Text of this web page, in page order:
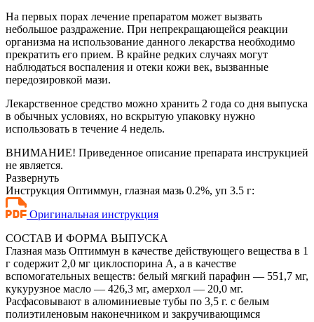
На первых порах лечение препаратом может вызвать
небольшое раздражение. При непрекращающейся реакции
организма на использование данного лекарства необходимо
прекратить его прием. В крайне редких случаях могут
наблюдаться воспаления и отеки кожи век, вызванные
передозировкой мази.
Лекарственное средство можно хранить 2 года со дня выпуска
в обычных условиях, но вскрытую упаковку нужно
использовать в течение 4 недель.
ВНИМАНИЕ! Приведенное описание препарата инструкцией
не является.
Развернуть
Инструкция Оптиммун, глазная мазь 0.2%, уп 3.5 г:
Оригинальная инструкция
СОСТАВ И ФОРМА ВЫПУСКА
Глазная мазь Оптиммун в качестве действующего вещества в 1
г содержит 2,0 мг циклоспорина А, а в качестве
вспомогательных веществ: белый мягкий парафин — 551,7 мг,
кукурузное масло — 426,3 мг, амерхол — 20,0 мг.
Расфасовывают в алюминиевые тубы по 3,5 г. с белым
полиэтиленовым наконечником и закручивающимся